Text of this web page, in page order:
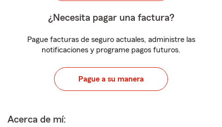
¿Necesita pagar una factura?
Pague facturas de seguro actuales, administre las
notificaciones y programe pagos futuros.
Pague a su manera
Acerca de mí: